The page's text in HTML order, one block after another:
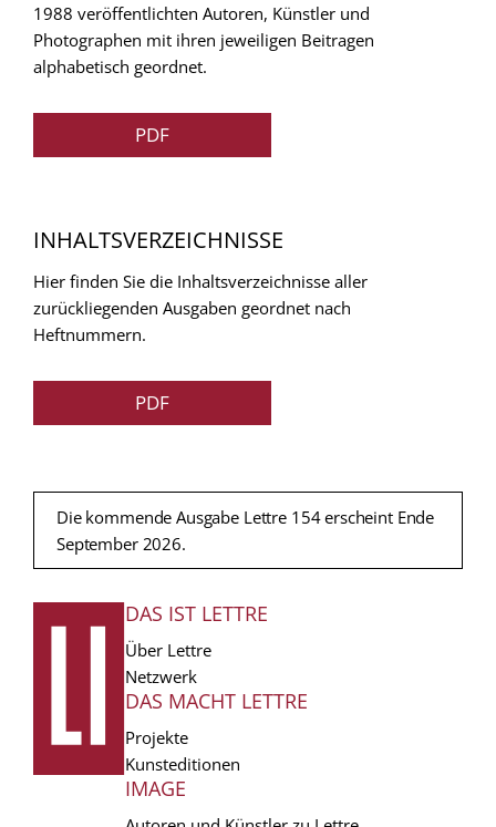
1988 veröffentlichten Autoren, Künstler und
Photographen mit ihren jeweiligen Beitragen
alphabetisch geordnet.
PDF
INHALTSVERZEICHNISSE
Hier finden Sie die Inhaltsverzeichnisse aller
zurückliegenden Ausgaben geordnet nach
Heftnummern.
PDF
Die kommende Ausgabe Lettre 154 erscheint Ende
September 2026.
FUSSZEILE
DAS IST LETTRE
Über Lettre
Netzwerk
DAS MACHT LETTRE
Projekte
Kunsteditionen
IMAGE